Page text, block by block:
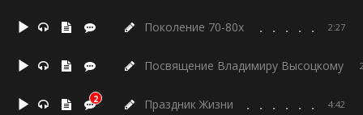
Поколение 70-80х 2:27
Посвящение Владимиру Высоцкому
2 Праздник Жизни 4:42